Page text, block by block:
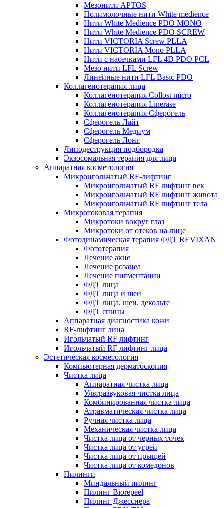
Мезонити APTOS
Полимолочные нити White medience
Нити White Medience PDO MONO
Нити White Medience PDO SCREW
Нити VICTORIA Screw PLLA
Нити VICTORIA Mono PLLA
Нити с насечками LFL 4D PDO PCL
Мезо нити LFL Screw
Линейные нити LFL Basic PDO
Коллагенотерапия лица
Коллагенотерапия Collost micro
Коллагенотерапия Linerase
Коллагенотерапия Сферогель
Сферогель Лайт
Сферогель Медиум
Сферогель Лонг
Липодеструкция подбородка
Экзосомальная терапия для лица
Аппаратная косметология
Микроигольчатый RF-лифтинг
Микроигольчатый RF лифтинг век
Микроигольчатый RF лифтинг живота
Микроигольчатый RF лифтинг тела
Микротоковая терапия
Микротоки вокруг глаз
Микротоки от отеков на лице
Фотодинамическая терапия ФДТ REVIXAN
Фототерапия
Лечение акне
Лечение розацеа
Лечение пигментации
ФДТ лица
ФДТ лица и шеи
ФДТ лица, шеи, декольте
ФДТ спины
Аппаратная диагностика кожи
RF-лифтинг лица
Игольчатый RF лифтинг
Игольчатый RF лифтинг лица
Эстетическая косметология
Компьютерная дерматоскопия
Чистка лица
Аппаратная чистка лица
Ультразвуковая чистка лица
Комбинированная чистка лица
Атравматическая чистка лица
Ручная чистка лица
Механическая чистка лица
Чистка лица от черных точек
Чистка лица от угрей
Чистка лица от прыщей
Чистка лица от комедонов
Пилинги
Миндальный пилинг
Пилинг Biorepeel
Пилинг Джесснера